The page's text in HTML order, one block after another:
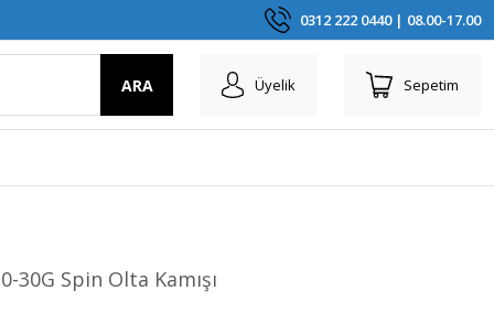
0312 222 0440 | 08.00-17.00
ARA Üyelik Sepetim
30G Spin Olta Kamışı